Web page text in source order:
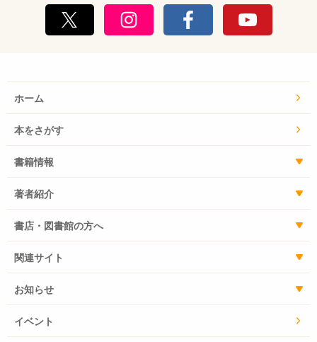
ホーム
本をさがす
書籍情報
著者紹介
書店・図書館の方へ
関連サイト
お知らせ
イベント